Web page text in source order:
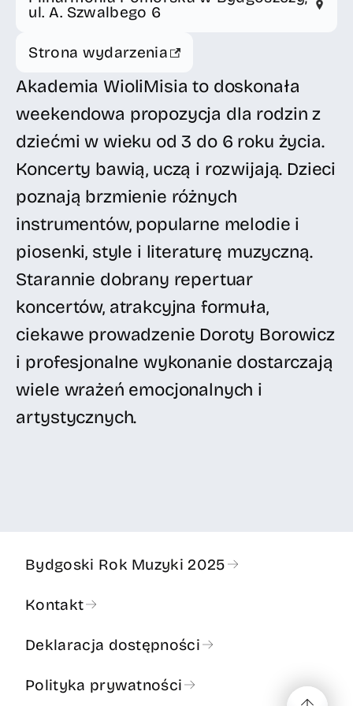
ul. A. Szwalbego 6
Strona wydarzenia
Akademia WioliMisia to doskonała
weekendowa propozycja dla rodzin z
dziećmi w wieku od 3 do 6 roku życia.
Koncerty bawią, uczą i rozwijają. Dzieci
poznają brzmienie różnych
instrumentów, popularne melodie i
piosenki, style i literaturę muzyczną.
Starannie dobrany repertuar
koncertów, atrakcyjna formuła,
ciekawe prowadzenie Doroty Borowicz
i profesjonalne wykonanie dostarczają
wiele wrażeń emocjonalnych i
artystycznych.
Bydgoski Rok Muzyki 2025
Kontakt
Deklaracja dostępności
Polityka prywatności